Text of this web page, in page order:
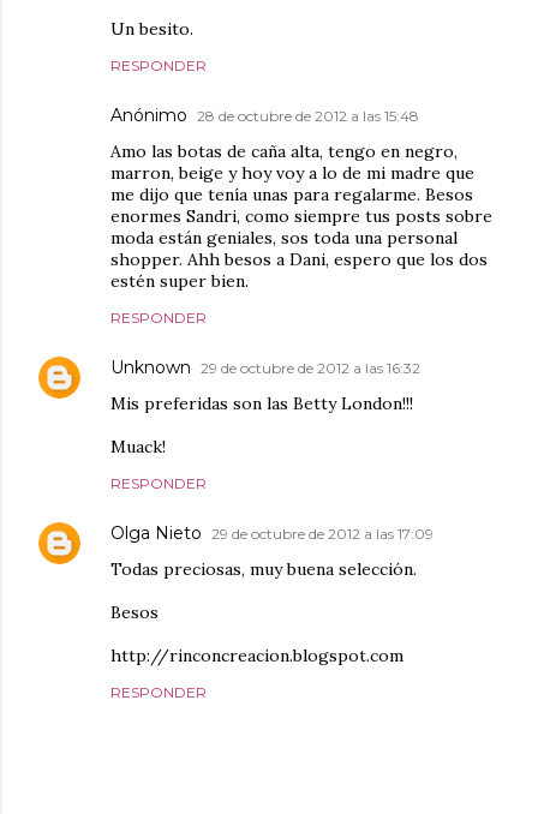
Un besito.
RESPONDER
Anónimo 28 de octubre de 2012 a las 15:48
Amo las botas de caña alta, tengo en negro,
marron, beige y hoy voy a lo de mi madre que
me dijo que tenía unas para regalarme. Besos
enormes Sandri, como siempre tus posts sobre
moda están geniales, sos toda una personal
shopper. Ahh besos a Dani, espero que los dos
estén super bien.
RESPONDER
Unknown 29 de octubre de 2012 a las 16:32
Mis preferidas son las Betty London!!!
Muack!
RESPONDER
Olga Nieto 29 de octubre de 2012 a las 17:09
Todas preciosas, muy buena selección.
Besos
http://rinconcreacion.blogspot.com
RESPONDER